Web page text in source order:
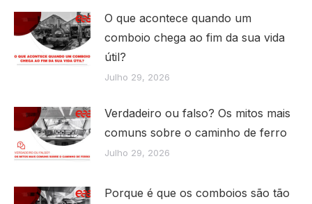
O que acontece quando um
comboio chega ao fim da sua vida
útil?
Julho 29, 2026
Verdadeiro ou falso? Os mitos mais
comuns sobre o caminho de ferro
Julho 29, 2026
Porque é que os comboios são tão